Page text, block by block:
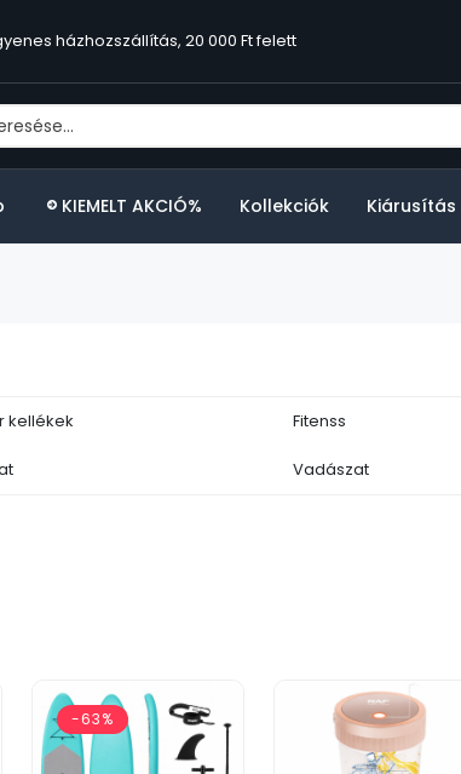
házhozszállítás, 20 000 Ft felett
KIEMELT AKCIÓ% Kollekciók Kiárusítás
kellékek Fitenss
Vadászat
-63%